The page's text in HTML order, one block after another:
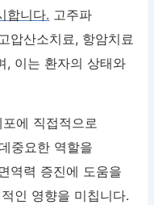
합니다. 고주파
압산소치료, 항암치료
, 이는 환자의 상태와
에 직접적으로
중요한 역할을
역력 증진에 도움을
인 영향을 미칩니다.